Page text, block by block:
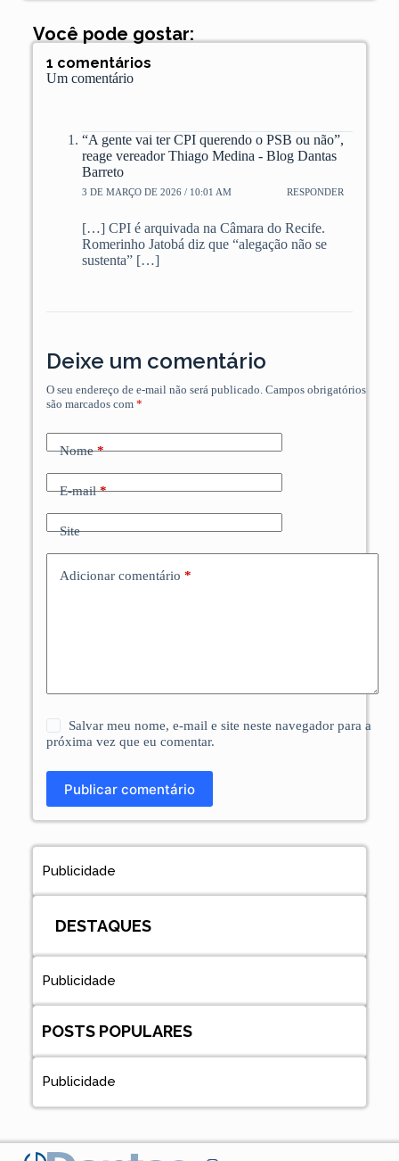
Você pode gostar:
1 comentários
Um comentário
“A gente vai ter CPI querendo o PSB ou não”,
reage vereador Thiago Medina - Blog Dantas
Barreto
3 DE MARÇO DE 2026 / 10:01 AM RESPONDER
[…] CPI é arquivada na Câmara do Recife.
Romerinho Jatobá diz que “alegação não se
sustenta” […]
Deixe um comentário
O seu endereço de e-mail não será publicado. Campos obrigatórios
são marcados com *
Nome*
E-mail*
Site
Adicionar comentário *
Salvar meu nome, e-mail e site neste navegador para a
próxima vez que eu comentar.
Publicar comentário
Publicidade
DESTAQUES
Publicidade
POSTS POPULARES
Publicidade